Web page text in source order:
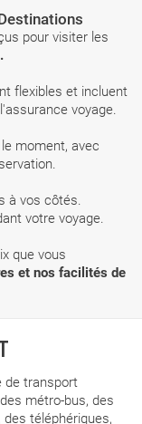
pour visiter les
flexibles et incluent
voyage.
moment, avec
à vos côtés.
votre voyage.
que vous
et nos facilités de
de transport
métro-bus, des
téléphériques,